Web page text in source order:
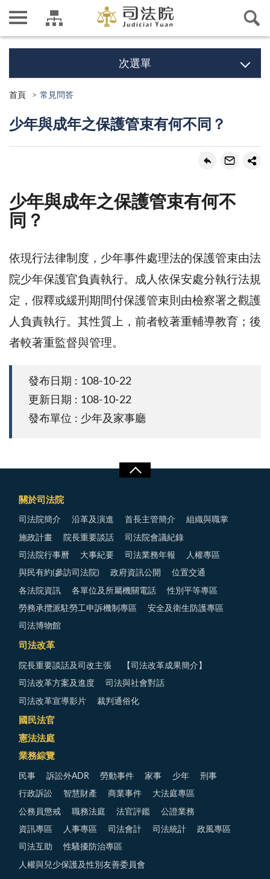
次選單
首頁 常見問答
少年與成年之保護管束有何不同？
少年與成年之保護管束有何不
同？
依現行法律制度，少年事件處理法的保護管束由法
院少年保護官負責執行。成人依保安處分執行法規
定，假釋或緩刑期間付保護管束則由檢察署之觀護
人負責執行。其性質上，前者較著重輔導教育；後
者較著重監督與管理。
發布日期 : 108-10-22
更新日期 : 108-10-22
發布單位 : 少年及家事廳
關於司法院
司法院簡介 沿革及演進 首長主管簡介 組織與職掌
施政計畫 院長重要談話 司法院會議紀錄
司法院行事曆 大事紀要 司法業務年報 人權專區
與民有約(參訪司法院) 政府資訊公開 位置交通
各法院資訊 各單位及所屬機關電話 性別平等專區
勞務承攬派駐勞工申訴機制專區 安全及衛生防護專區
司法博物館
司法改革
院長重要談話及司改主張 【司法改革成果簡介】
司法改革方案及進度 司法與社會對話
司法改革宣導影片 裁判通俗化
國民法官
憲法法庭
業務綜覽
民事 訴訟外ADR 勞動事件 家事 少年 刑事
行政訴訟 智慧財產 商業事件 大法庭專區
公務員懲戒 職務法庭 法官評鑑 公證業務
資訊專區 人事專區 司法會計 司法統計 政風專區
司法互助 性騷擾防治專區
人權與兒少保護及性別友善委員會